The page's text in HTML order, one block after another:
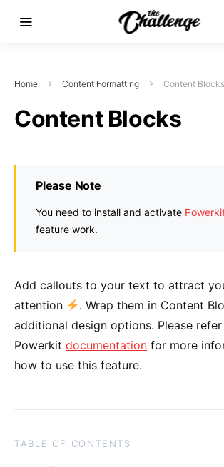
Home Content Formatting Content Blocks
Content Blocks
Please Note
You need to install and activate
feature work.
Add callouts to your text to attract
attention
. Wrap them in Content
additional design options. Please
Powerkit documentation for more
how to use this feature.
TABLE OF CONTENTS